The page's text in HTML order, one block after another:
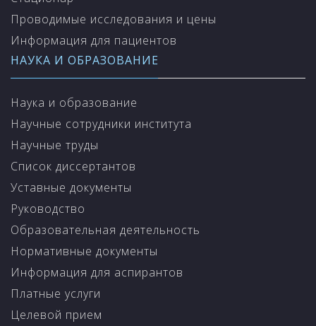
Проводимые исследования и цены
Информация для пациентов
НАУКА И ОБРАЗОВАНИЕ
Наука и образование
Научные сотрудники института
Научные труды
Список диссертантов
Уставные документы
Руководство
Образовательная деятельность
Нормативные документы
Информация для аспирантов
Платные услуги
Целевой прием